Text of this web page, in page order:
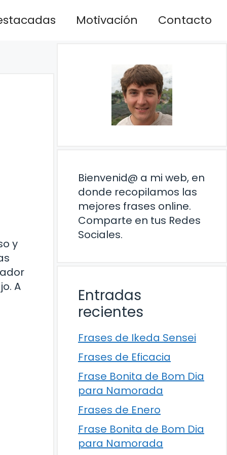
Motivación Contacto
y
A
Bienvenid@ a mi web, en
donde recopilamos las
mejores frases online.
Comparte en tus Redes
Sociales.
Entradas
recientes
Frases de Ikeda Sensei
Frases de Eficacia
Frase Bonita de Bom Dia
para Namorada
Frases de Enero
Frase Bonita de Bom Dia
para Namorada